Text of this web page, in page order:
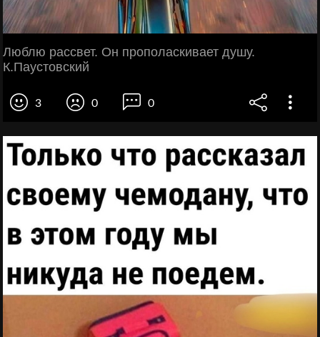
Люблю рассвет. Он прополаскивает душу.
К.Паустовский
3 0 0